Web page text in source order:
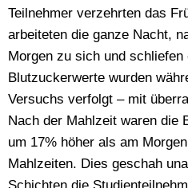
Teilnehmer verzehrten das
arbeiteten die ganze Nacht,
Morgen zu sich und schliefen
Blutzuckerwerte wurden
Versuchs verfolgt – mit
Nach der Mahlzeit waren die
um 17% höher als am
Mahlzeiten. Dies geschah